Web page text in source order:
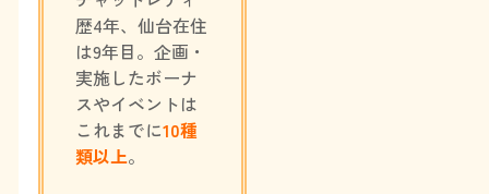
歴4年、仙台在住
は9年目。企画・
実施したボーナ
スやイベントは
これまでに10種
類以上。